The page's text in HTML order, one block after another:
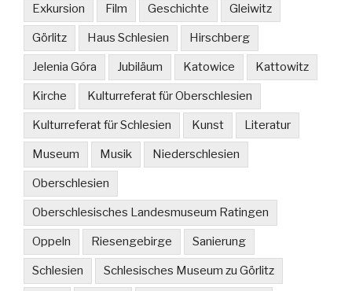
Exkursion Film Geschichte Gleiwitz
Görlitz Haus Schlesien Hirschberg
Jelenia Góra Jubiläum Katowice Kattowitz
Kirche Kulturreferat für Oberschlesien
Kulturreferat für Schlesien Kunst Literatur
Museum Musik Niederschlesien
Oberschlesien
Oberschlesisches Landesmuseum Ratingen
Oppeln Riesengebirge Sanierung
Schlesien Schlesisches Museum zu Görlitz